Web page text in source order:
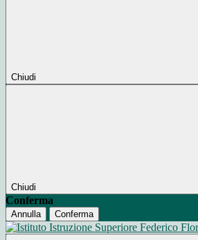
Chiudi
Chiudi
Conferma
Annulla Conferma